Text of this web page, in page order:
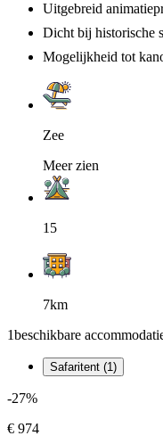
Uitgebreid
Dicht bij historische
Mogelijkheid tot
Zee
Meer zien
15
7km
1beschikbare
Safaritent (1)
-27%
€ 974